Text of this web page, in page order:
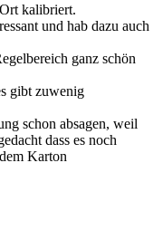
kalibriert.
und hab dazu auch
ganz schön
gibt zuwenig
schon absagen, weil
dass es noch
Karton